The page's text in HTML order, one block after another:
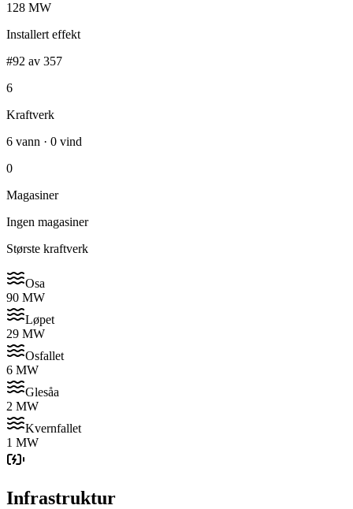
128 MW
Installert effekt
#92 av 357
6
Kraftverk
6 vann · 0 vind
0
Magasiner
Ingen magasiner
Største kraftverk
Osa
90 MW
Løpet
29 MW
Osfallet
6 MW
Glesåa
2 MW
Kvernfallet
1 MW
Infrastruktur